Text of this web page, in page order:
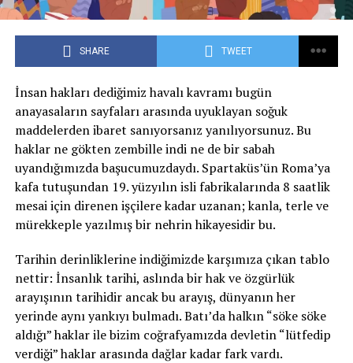
SHARE TWEET
İnsan hakları dediğimiz havalı kavramı bugün
anayasaların sayfaları arasında uyuklayan soğuk
maddelerden ibaret sanıyorsanız yanılıyorsunuz. Bu
haklar ne gökten zembille indi ne de bir sabah
uyandığımızda başucumuzdaydı. Spartaküs’ün Roma’ya
kafa tutuşundan 19. yüzyılın isli fabrikalarında 8 saatlik
mesai için direnen işçilere kadar uzanan; kanla, terle ve
mürekkeple yazılmış bir nehrin hikayesidir bu.
Tarihin derinliklerine indiğimizde karşımıza çıkan tablo
nettir: İnsanlık tarihi, aslında bir hak ve özgürlük
arayışının tarihidir ancak bu arayış, dünyanın her
yerinde aynı yankıyı bulmadı. Batı’da halkın “söke söke
aldığı” haklar ile bizim coğrafyamızda devletin “lütfedip
verdiği” haklar arasında dağlar kadar fark vardı.